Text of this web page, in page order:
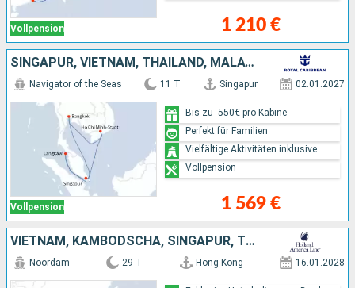
Vollpension 1 210 €
SINGAPUR, VIETNAM, THAILAND, MALAYSIA
Vollpension
Navigator of the Seas 11 T Singapur 02.01.2027
1 569 €
Bis zu -550€ pro Kabine
Perfekt für Familien
Vielfältige Aktivitäten inklusive
Vollpension
VIETNAM, KAMBODSCHA, SINGAPUR, THAILAND, MALAYSIA, PHILIPPINEN, CHINA
Noordam 29 T Hong Kong 16.01.2028